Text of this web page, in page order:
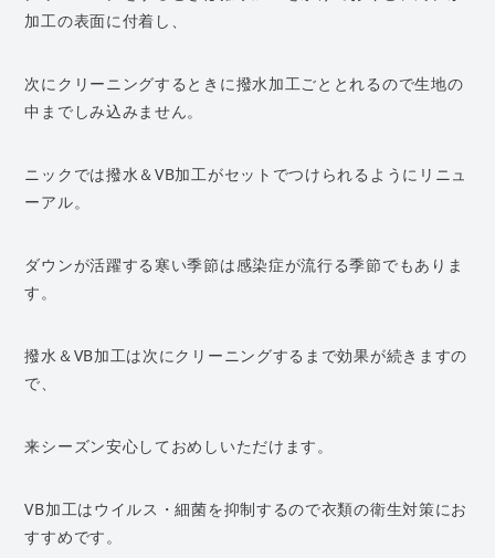
加工の表面に付着し、
次にクリーニングするときに撥水加工ごととれるので生地の
中までしみ込みません。
ニックでは撥水＆VB加工がセットでつけられるようにリニュ
ーアル。
ダウンが活躍する寒い季節は感染症が流行る季節でもありま
す。
撥水＆VB加工は次にクリーニングするまで効果が続きますの
で、
来シーズン安心しておめしいただけます。
VB加工はウイルス・細菌を抑制するので衣類の衛生対策にお
すすめです。